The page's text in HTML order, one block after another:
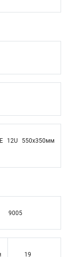
12U 550x350мм
9005
19